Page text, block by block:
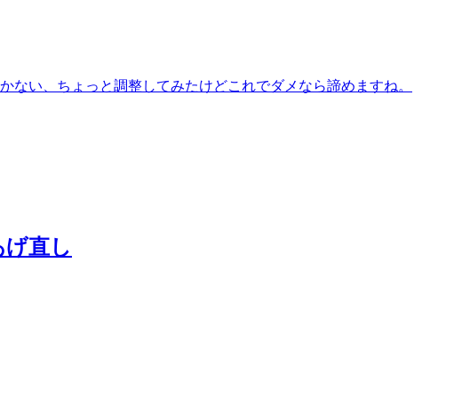
ない、ちょっと調整してみたけどこれでダメなら諦めますね。
直し